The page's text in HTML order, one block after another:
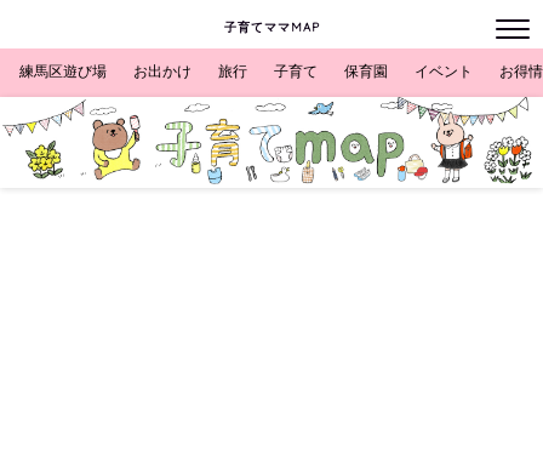
子育てママMAP
練馬区遊び場 お出かけ 旅行 子育て 保育園 イベント お得